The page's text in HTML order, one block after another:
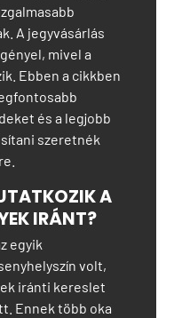
A jegyvásárlás
mivel a
Ebben a cikkben
és a legjobb
szeretnék
A
IRÁNT?
egyik
volt,
iránti kereslet
Ennek több oka